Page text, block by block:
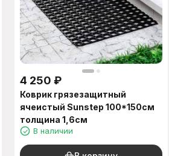
4 250 ₽
Коврик грязезащитный
ячеистый Sunstep 100*150см
толщина 1,6см
В наличии